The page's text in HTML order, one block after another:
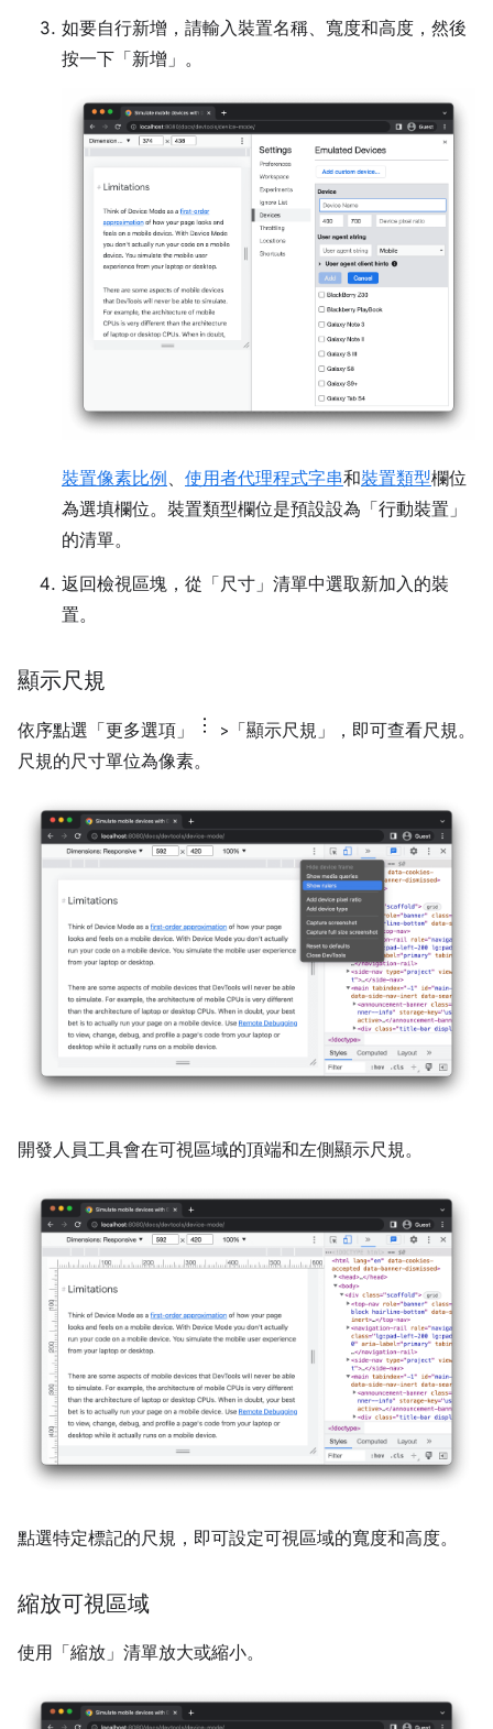
如要自行新增，請輸入裝置名稱、寬度和高度，然後
按一下「新增」 。
裝置像素比例 、 使用者代理程式字串和裝置類型欄位
為選填欄位。裝置類型欄位是預設設為「行動裝置」
的清單。
返回檢視區塊，從「尺寸」 清單中選取新加入的裝
置。
顯示尺規
依序點選「更多選項」 >「顯示尺規」
，即可查看尺規。
尺規的尺寸單位為像素。
開發人員工具會在可視區域的頂端和左側顯示尺規。
點選特定標記的尺規，即可設定可視區域的寬度和高度。
縮放可視區域
使用「縮放」 清單放大或縮小。